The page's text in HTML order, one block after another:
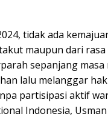
tidak ada
maupun dari
sepanjang
lalu melanggar
partisipasi aktif
Indonesia, Usman